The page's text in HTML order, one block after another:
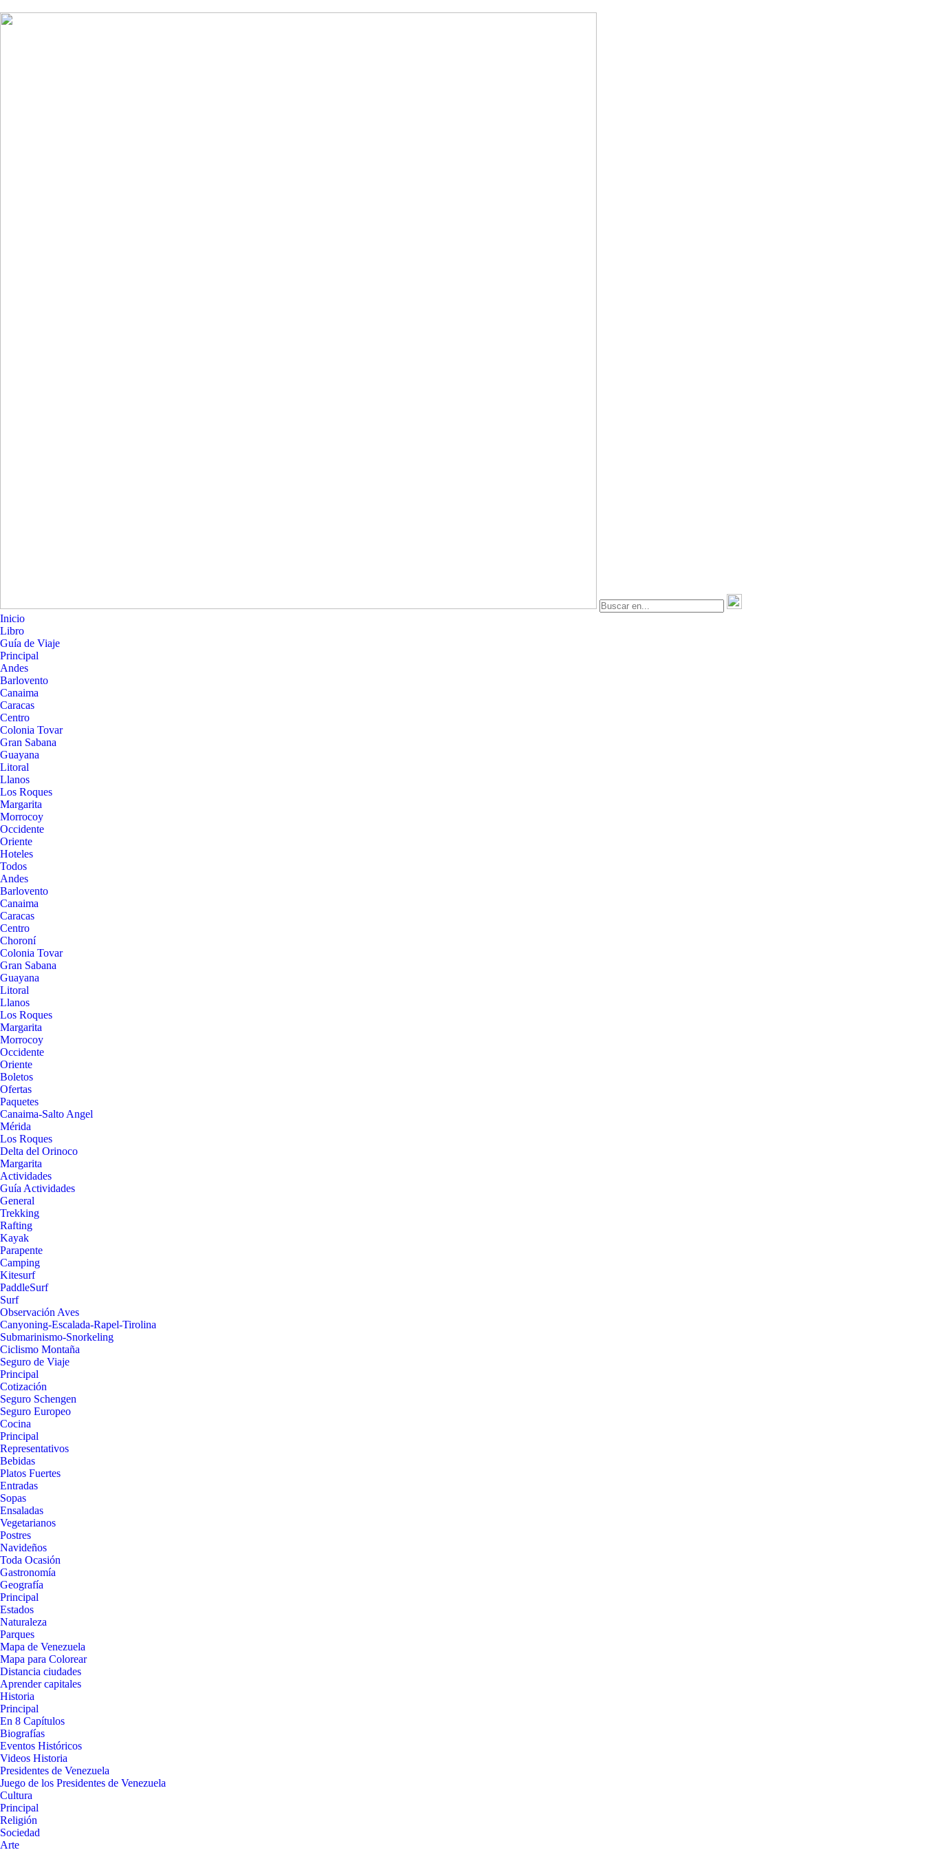
Inicio
Libro
Guía de Viaje
Principal
Andes
Barlovento
Canaima
Caracas
Centro
Colonia Tovar
Gran Sabana
Guayana
Litoral
Llanos
Los Roques
Margarita
Morrocoy
Occidente
Oriente
Hoteles
Todos
Andes
Barlovento
Canaima
Caracas
Centro
Choroní
Colonia Tovar
Gran Sabana
Guayana
Litoral
Llanos
Los Roques
Margarita
Morrocoy
Occidente
Oriente
Boletos
Ofertas
Paquetes
Canaima-Salto Angel
Mérida
Los Roques
Delta del Orinoco
Margarita
Actividades
Guía Actividades
General
Trekking
Rafting
Kayak
Parapente
Camping
Kitesurf
PaddleSurf
Surf
Observación Aves
Canyoning-Escalada-Rapel-Tirolina
Submarinismo-Snorkeling
Ciclismo Montaña
Seguro de Viaje
Principal
Cotización
Seguro Schengen
Seguro Europeo
Cocina
Principal
Representativos
Bebidas
Platos Fuertes
Entradas
Sopas
Ensaladas
Vegetarianos
Postres
Navideños
Toda Ocasión
Gastronomía
Geografía
Principal
Estados
Naturaleza
Parques
Mapa de Venezuela
Mapa para Colorear
Distancia ciudades
Aprender capitales
Historia
Principal
En 8 Capítulos
Biografías
Eventos Históricos
Videos Historia
Presidentes de Venezuela
Juego de los Presidentes de Venezuela
Cultura
Principal
Religión
Sociedad
Arte